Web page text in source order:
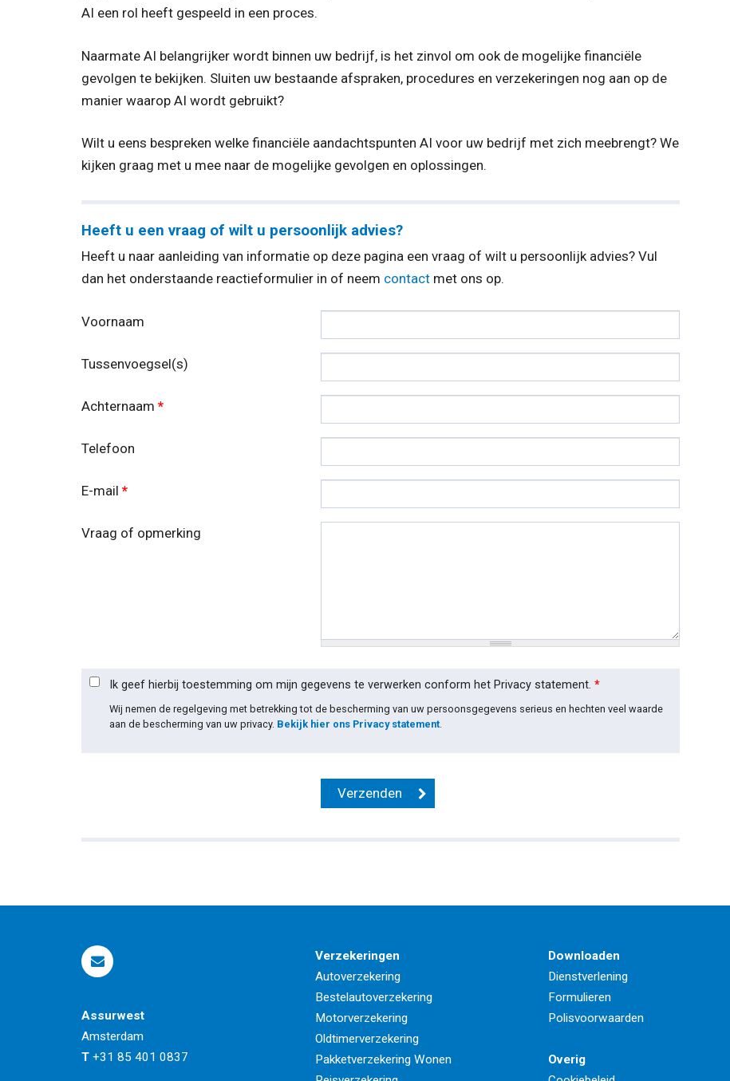
AI een rol heeft gespeeld in een proces.
Naarmate AI belangrijker wordt binnen uw bedrijf, is het zinvol om ook de mogelijke financiële
gevolgen te bekijken. Sluiten uw bestaande afspraken, procedures en verzekeringen nog aan op de
manier waarop AI wordt gebruikt?
Wilt u eens bespreken welke financiële aandachtspunten AI voor uw bedrijf met zich meebrengt? We
kijken graag met u mee naar de mogelijke gevolgen en oplossingen.
Heeft u een vraag of wilt u persoonlijk advies?
Heeft u naar aanleiding van informatie op deze pagina een vraag of wilt u persoonlijk advies? Vul
dan het onderstaande reactieformulier in of neem contact met ons op.
Voornaam
Tussenvoegsel(s)
Achternaam *
Telefoon
E-mail *
Vraag of opmerking
Ik geef hierbij toestemming om mijn gegevens te verwerken conform het Privacy statement. *
Wij nemen de regelgeving met betrekking tot de bescherming van uw persoonsgegevens serieus en hechten veel waarde
aan de bescherming van uw privacy. Bekijk hier ons Privacy statement
Assurwest
Amsterdam
T +31 85 401 0837
Verzekeringen
Autoverzekering
Bestelautoverzekering
Motorverzekering
Oldtimerverzekering
Pakketverzekering Wonen
Downloaden
Dienstverlening
Formulieren
Polisvoorwaarden
Overig